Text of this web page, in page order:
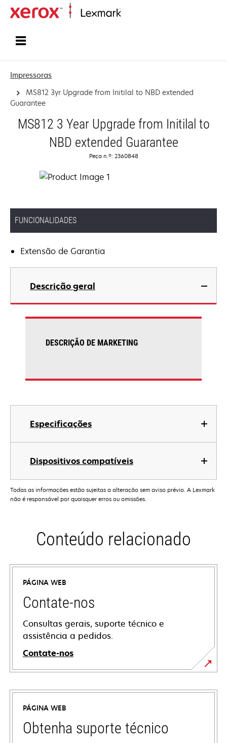
Impressoras
MS812 3yr Upgrade from Initilal to NBD extended
Guarantee
MS812 3 Year Upgrade from Initilal to
NBD extended Guarantee
Peça n.º: 2360848
FUNCIONALIDADES
Extensão de Garantia
Descrição geral
Especificações
Dispositivos compatíveis
DESCRIÇÃO DE MARKETING
Todas as informações estão sujeitas a alteração sem aviso prévio. A Lexmark
não é responsável por quaisquer erros ou omissões.
Conteúdo relacionado
PÁGINA WEB
Contate-nos
Consultas gerais, suporte técnico e
assistência a pedidos.
Contate-nos
PÁGINA WEB
Obtenha suporte técnico